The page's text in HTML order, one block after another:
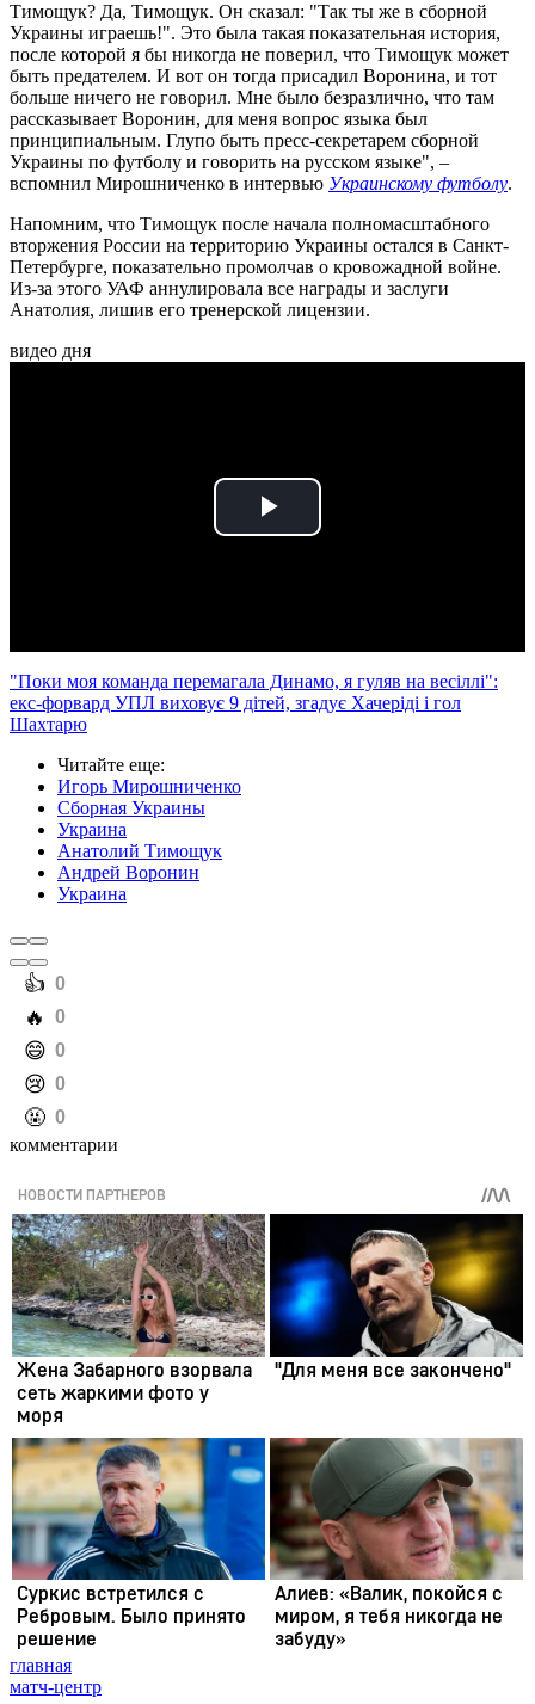
Тимощук? Да, Тимощук. Он сказал: "Так ты же в сборной
Украины играешь!". Это была такая показательная история,
после которой я бы никогда не поверил, что Тимощук может
быть предателем. И вот он тогда присадил Воронина, и тот
больше ничего не говорил. Мне было безразлично, что там
рассказывает Воронин, для меня вопрос языка был
принципиальным. Глупо быть пресс-секретарем сборной
Украины по футболу и говорить на русском языке", –
вспомнил Мирошниченко в интервью Украинскому футболу.
Напомним, что Тимощук после начала полномасштабного
вторжения России на территорию Украины остался в Санкт-
Петербурге, показательно промолчав о кровожадной войне.
Из-за этого УАФ аннулировала все награды и заслуги
Анатолия, лишив его тренерской лицензии.
видео дня
Play
"Поки моя команда перемагала Динамо, я гуляв на весіллі":
екс-форвард УПЛ виховує 9 дітей, згадує Хачеріді і гол
Шахтарю
Читайте еще:
Игорь Мирошниченко
Сборная Украины
Украина
Анатолий Тимощук
Андрей Воронин
Украина
️👍 0
️🔥 0
️😄 0
️😢 0
️🤬 0
комментарии
главная
матч-центр